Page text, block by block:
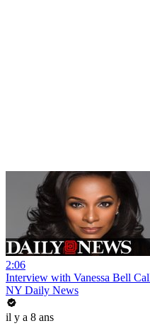
2:06
Interview with Vanessa Bell
NY Daily News
il y a 8 ans